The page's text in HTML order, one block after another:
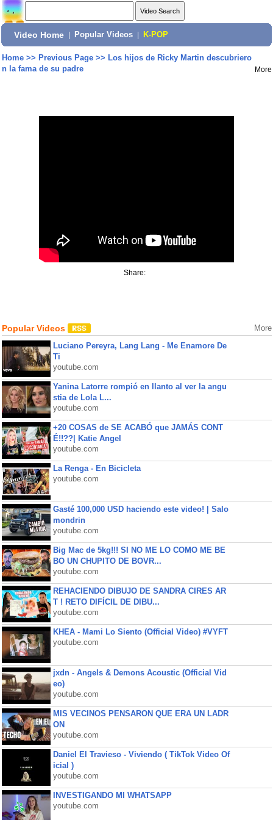
Video Home Popular Videos K-POP
Home>> Previous Page>> Los hijos de Ricky Martin descubriero
n la fama de su padre
More
Share:
Popular Videos More
Luciano Pereyra, Lang Lang - Me Enamore De
Ti
youtube.com
Yanina Latorre rompió en llanto al ver la angu
stia de Lola L...
youtube.com
+20 COSAS de SE ACABÓ que JAMÁS CONT
É!!??| Katie Angel
youtube.com
La Renga - En Bicicleta
youtube.com
Gasté 100,000 USD haciendo este video! | Salo
mondrin
youtube.com
Big Mac de 5kg!!! SI NO ME LO COMO ME BE
BO UN CHUPITO DE BOVR...
youtube.com
REHACIENDO DIBUJO DE SANDRA CIRES AR
T ! RETO DIFÍCIL DE DIBU...
youtube.com
KHEA - Mami Lo Siento (Official Video) #VYFT
youtube.com
jxdn - Angels & Demons Acoustic (Official Vid
eo)
youtube.com
MIS VECINOS PENSARON QUE ERA UN LADR
ON
youtube.com
Daniel El Travieso - Viviendo ( TikTok Video Of
icial )
youtube.com
INVESTIGANDO MI WHATSAPP
youtube.com